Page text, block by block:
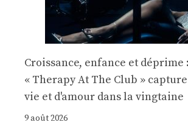
Croissance, enfance et déprime
« Therapy At The Club »
vie et d'amour dans la vingtaine
9 août 2026